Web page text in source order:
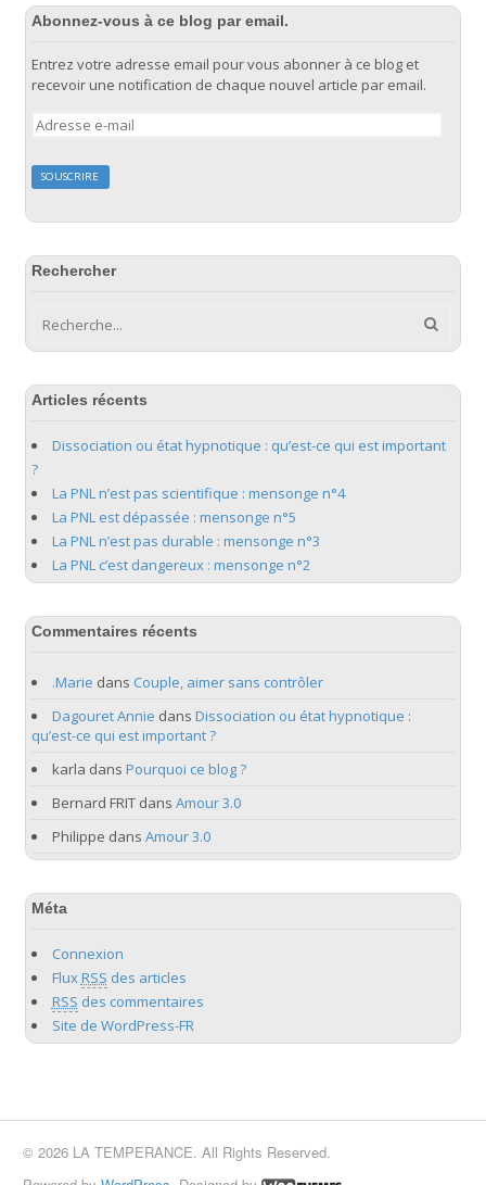
Abonnez-vous à ce blog par email.
Entrez votre adresse email pour vous abonner à ce blog et
recevoir une notification de chaque nouvel article par email.
Adresse
mail
Rechercher
Articles récents
Dissociation ou état hypnotique : qu’est-ce qui est important
?
La PNL n’est pas scientifique : mensonge n°4
La PNL est dépassée : mensonge n°5
La PNL n’est pas durable : mensonge n°3
La PNL c’est dangereux : mensonge n°2
Commentaires récents
.Marie dans Couple, aimer sans contrôler
Dagouret Annie dans Dissociation ou état hypnotique :
qu’est-ce qui est important ?
karla dans Pourquoi ce blog ?
Bernard FRITdans Amour 3.0
Philippe dans Amour 3.0
Méta
Connexion
FluxRSS des articles
RSS des commentaires
Site de WordPress-FR
© 2026 LA TEMPERANCE. All Rights Reserved.